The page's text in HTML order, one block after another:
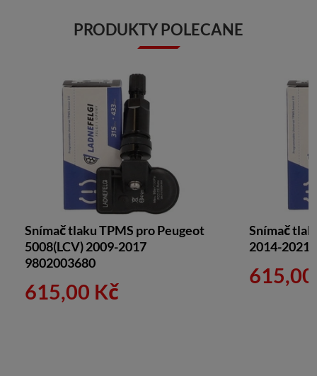
PRODUKTY POLECANE
Snímač tlaku TPMS pro Peugeot
5008(LCV) 2009-2017
9802003680
615,00 Kč
Snímač
2014-2021